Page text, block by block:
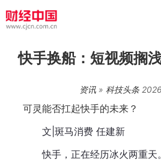
快手换船：短视频搁
资讯» 科技头条
可灵能否扛起快手的未来？
文|斑马消费 任建新
快手，正在经历冰火两重天。